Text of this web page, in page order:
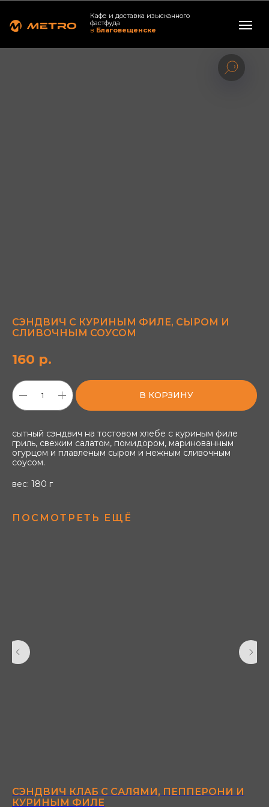
Кафе и доставка изысканного
фастфуда
в Благовещенске
СЭНДВИЧ С КУРИНЫМ ФИЛЕ, СЫРОМ И
СЛИВОЧНЫМ СОУСОМ
160 р.
В КОРЗИНУ
сытный сэндвич на тостовом хлебе с куриным филе
гриль, свежим салатом, помидором, маринованным
огурцом и плавленым сыром и нежным сливочным
соусом.
вес: 180 г
ПОСМОТРЕТЬ ЕЩЁ
СЭНДВИЧ КЛАБ С САЛЯМИ, ПЕППЕРОНИ И
КУРИНЫМ ФИЛЕ